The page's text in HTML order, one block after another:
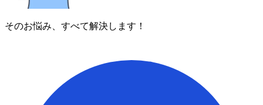
そのお悩み、すべて解決します！